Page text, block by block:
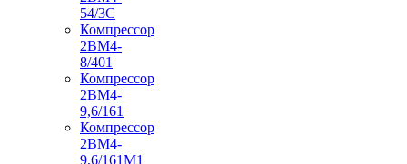
54/3С
Компрессор
2ВМ4-
8/401
Компрессор
2ВМ4-
9,6/161
Компрессор
2ВМ4-
9,6/161М1